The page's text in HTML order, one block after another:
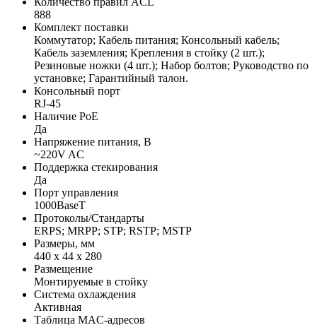
888
Комплект поставки
Коммутатор; Кабель питания; Консольный кабель;
Кабель заземления; Крепления в стойку (2 шт.);
Резиновые ножки (4 шт.); Набор болтов; Руководство по
установке; Гарантийный талон.
Консольный порт
RJ-45
Наличие PoE
Да
Напряжение питания, В
~220V AC
Поддержка стекирования
Да
Порт управления
1000BaseT
Протоколы/Стандарты
ERPS; MRPP; STP; RSTP; MSTP
Размеры, мм
440 x 44 x 280
Размещение
Монтируемые в стойку
Система охлаждения
Активная
Таблица MAC-адресов